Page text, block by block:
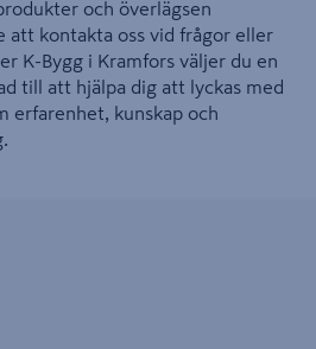
och överlägsen
att kontakta oss vid frågor eller
K-Bygg i Kramfors väljer du en
till att hjälpa dig att lyckas med
erfarenhet, kunskap och